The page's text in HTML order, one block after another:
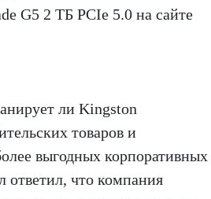
G5 2 ТБ PCIe 5.0 на сайте
ли Kingston
товаров и
выгодных корпоративных
ответил, что компания